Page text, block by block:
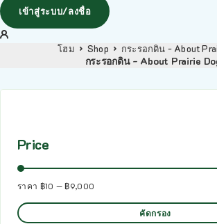
เข้าสู่ระบบ/ลงชื่อ
โฮม Shop กระรอกดิน - About
กระรอกดิน - About Prairie
Price
คัดกรอง
ราคา ฿10 — ฿9,000